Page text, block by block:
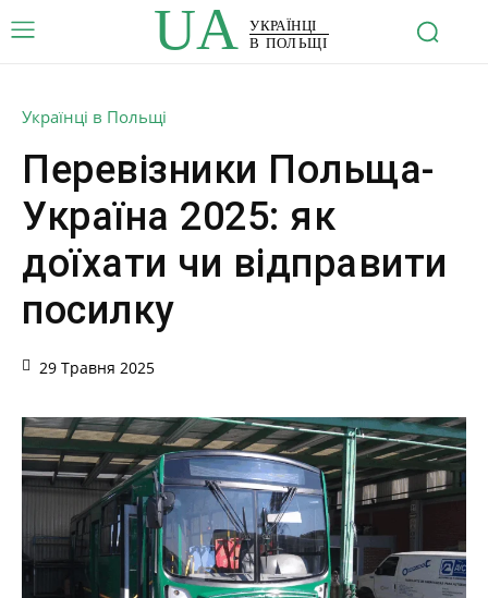
UA
УКРАЇНЦІ
В ПОЛЬЩІ
Українці в Польщі
Перевізники Польща-
Україна 2025: як
доїхати чи відправити
посилку
29 Травня 2025